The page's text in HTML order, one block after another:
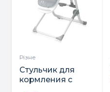
Різне
Стульчик для
кормления с